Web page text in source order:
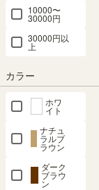
10000〜
30000円
30000円以
上
カラー
ホワ
イト
ナチュ
ラルブ
ラウン
ダーク
ブラウ
ン
※在庫状況、実際の詳
※正確なお届け予定日